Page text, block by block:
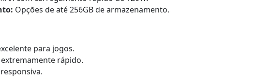
Opções de até 256GB de armazenamento.
para jogos.
rápido.